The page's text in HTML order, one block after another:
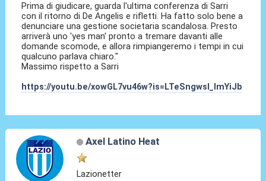
Prima di giudicare, guarda l'ultima conferenza di Sarri
con il ritorno di De Angelis e rifletti. Ha fatto solo bene a
denunciare una gestione societaria scandalosa. Presto
arriverà uno 'yes man' pronto a tremare davanti alle
domande scomode, e allora rimpiangeremo i tempi in cui
qualcuno parlava chiaro."
Massimo rispetto a Sarri
https://youtu.be/xowGL7vu46w?is=LTeSngwsI_ImYiJb
Axel Latino Heat
Lazionetter